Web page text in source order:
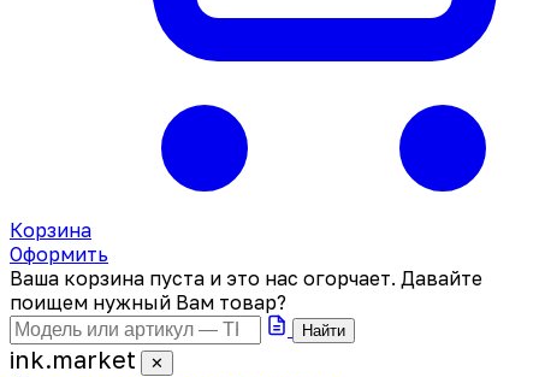
Корзина
Оформить
Ваша корзина пуста и это нас огорчает. Давайте
поищем нужный Вам товар?
Найти
ink.market ✕